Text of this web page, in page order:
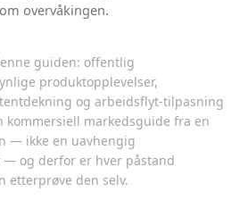
overvåkingen.
guiden: offentlig
produktopplevelser,
og arbeidsflyt-tilpasning
kommersiell markedsguide fra en
— ikke en uavhengig
og derfor er hver påstand
etterprøve den selv.